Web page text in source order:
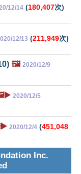
12/14 (180,407次)
12/13 (211,949次)
🖼️ 2020/12/9
2020/12/5
2020/12/4 (451,048
Inc.